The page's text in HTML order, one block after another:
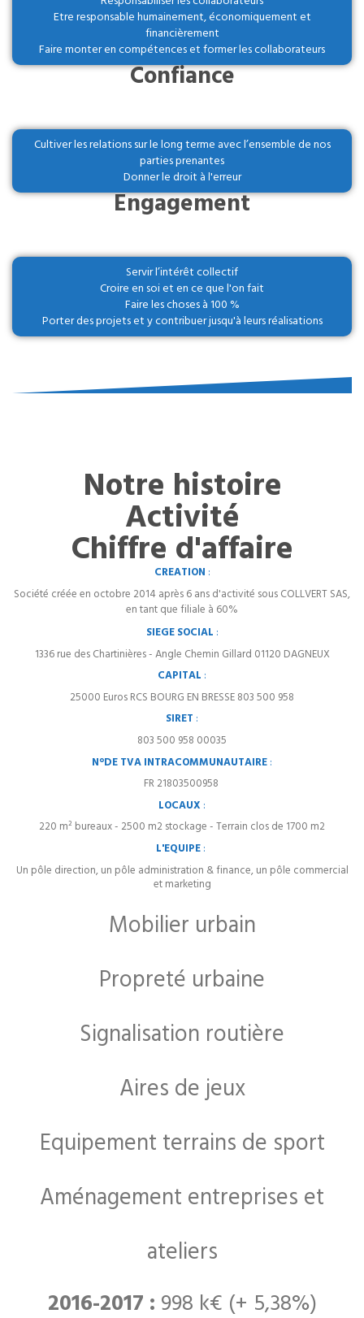
Etre responsable humainement, économiquement et
financièrement
Faire monter en compétences et former les collaborateurs
Confiance
Cultiver les relations sur le long terme avec l’ensemble de nos
parties prenantes
Donner le droit à l'erreur
Engagement
Servir l’intérêt collectif
Croire en soi et en ce que l'on fait
Faire les choses à 100 %
Porter des projets et y contribuer jusqu'à leurs réalisations
Notre histoire
Activité
Chiffre d'affaire
CREATION :
Société créée en octobre 2014 après 6 ans d'activité sous COLLVERT SAS,
en tant que filiale à 60%
SIEGE SOCIAL :
1336 rue des Chartinières - Angle Chemin Gillard 01120 DAGNEUX
CAPITAL :
25000 Euros RCS BOURG EN BRESSE 803 500 958
SIRET :
803 500 958 00035
N°DE TVA INTRACOMMUNAUTAIRE :
FR 21803500958
LOCAUX :
220 m² bureaux - 2500 m2 stockage - Terrain clos de 1700 m2
L'EQUIPE :
Un pôle direction, un pôle administration & finance, un pôle commercial
et marketing
Mobilier urbain
Propreté urbaine
Signalisation routière
Aires de jeux
Equipement terrains de sport
Aménagement entreprises et
ateliers
2016-2017 : 998 k€ (+ 5,38%)